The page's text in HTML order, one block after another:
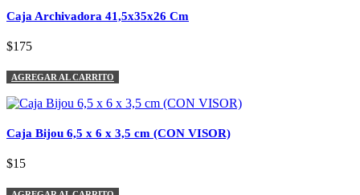
Caja Archivadora 41,5x35x26 Cm
$175
AGREGAR AL CARRITO
Caja Bijou 6,5 x 6 x 3,5 cm (CON VISOR)
$15